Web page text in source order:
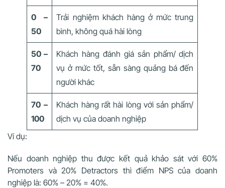
0 –
50
Trải nghiệm khách hàng ở mức trung
bình, không quá hài lòng
50 –
70
Khách hàng đánh giá sản phẩm/ dịch
vụ ở mức tốt, sẵn sàng quảng bá đến
người khác
70 –
100
Khách hàng rất hài lòng với sản phẩm/
dịch vụ của doanh nghiệp
Ví dụ:
Nếu doanh nghiệp thu được kết quả khảo sát với 60%
Promoters và 20% Detractors thì điểm NPS của doanh
nghiệp là: 60% – 20% = 40%.